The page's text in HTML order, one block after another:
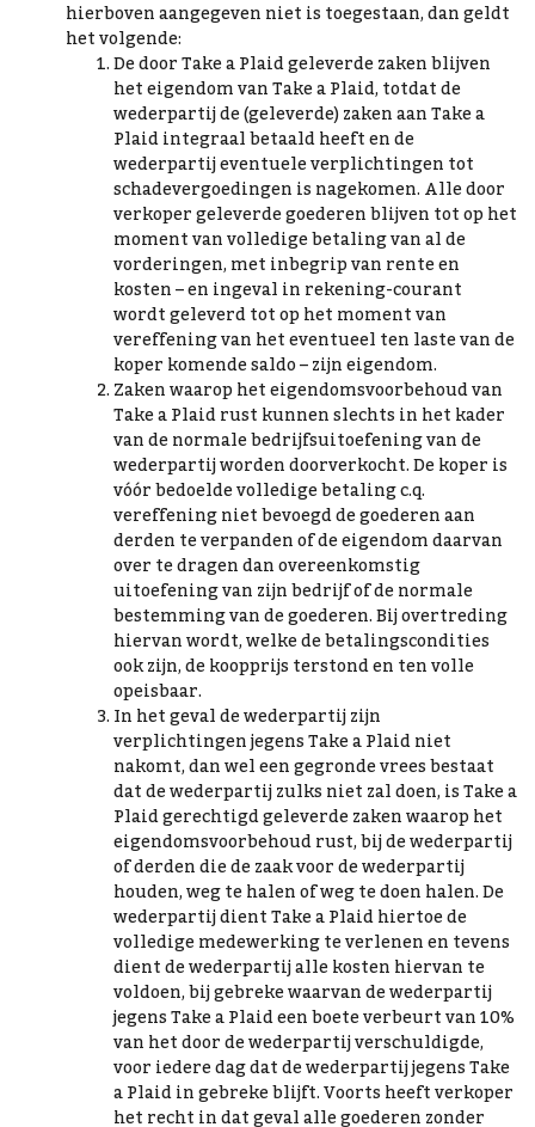
hierboven aangegeven niet is toegestaan, dan geldt
het volgende:
De door Take a Plaid geleverde zaken blijven
het eigendom van Take a Plaid, totdat de
wederpartij de (geleverde) zaken aan Take a
Plaid integraal betaald heeft en de
wederpartij eventuele verplichtingen tot
schadevergoedingen is nagekomen. Alle door
verkoper geleverde goederen blijven tot op het
moment van volledige betaling van al de
vorderingen, met inbegrip van rente en
kosten – en ingeval in rekening-courant
wordt geleverd tot op het moment van
vereffening van het eventueel ten laste van de
koper komende saldo – zijn eigendom.
Zaken waarop het eigendomsvoorbehoud van
Take a Plaid rust kunnen slechts in het kader
van de normale bedrijfsuitoefening van de
wederpartij worden doorverkocht. De koper is
vóór bedoelde volledige betaling c.q.
vereffening niet bevoegd de goederen aan
derden te verpanden of de eigendom daarvan
over te dragen dan overeenkomstig
uitoefening van zijn bedrijf of de normale
bestemming van de goederen. Bij overtreding
hiervan wordt, welke de betalingscondities
ook zijn, de koopprijs terstond en ten volle
opeisbaar.
In het geval de wederpartij zijn
verplichtingen jegens Take a Plaid niet
nakomt, dan wel een gegronde vrees bestaat
dat de wederpartij zulks niet zal doen, is Take a
Plaid gerechtigd geleverde zaken waarop het
eigendomsvoorbehoud rust, bij de wederpartij
of derden die de zaak voor de wederpartij
houden, weg te halen of weg te doen halen. De
wederpartij dient Take a Plaid hiertoe de
volledige medewerking te verlenen en tevens
dient de wederpartij alle kosten hiervan te
voldoen, bij gebreke waarvan de wederpartij
jegens Take a Plaid een boete verbeurt van 10%
van het door de wederpartij verschuldigde,
voor iedere dag dat de wederpartij jegens Take
a Plaid in gebreke blijft. Voorts heeft verkoper
het recht in dat geval alle goederen zonder